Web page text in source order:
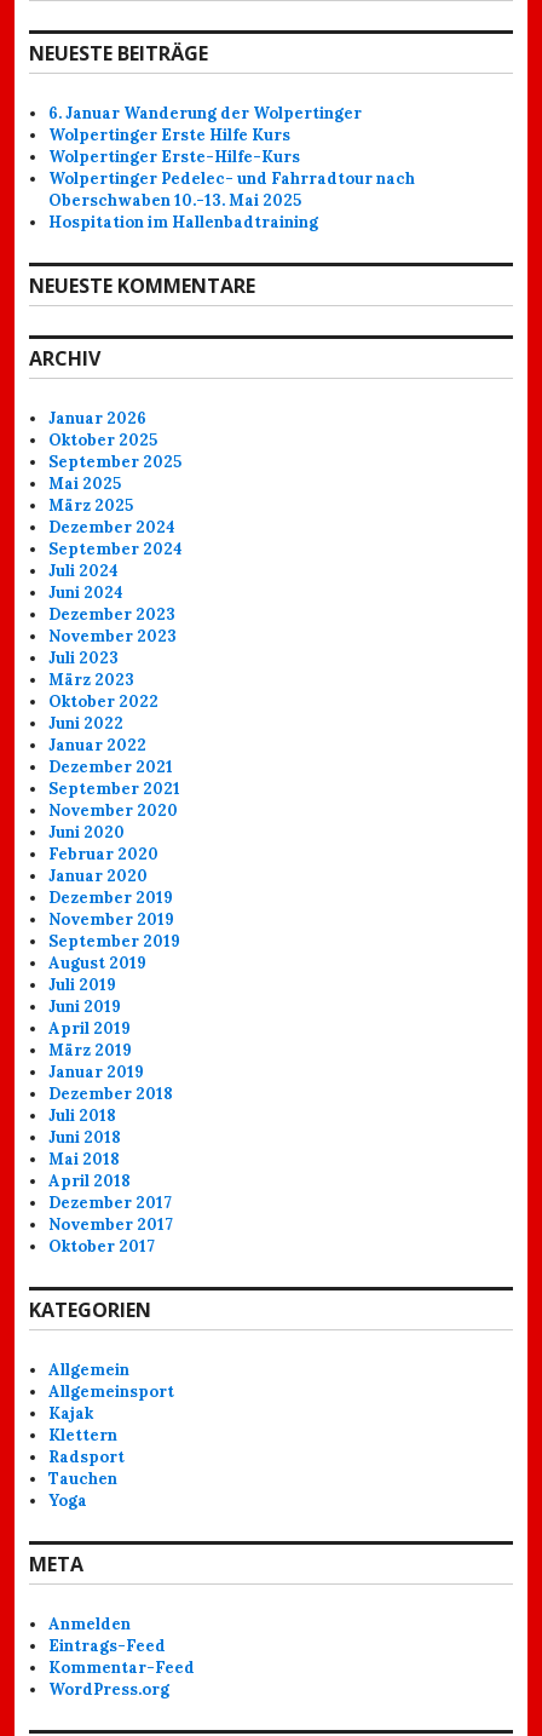
NEUESTE BEITRÄGE
6. Januar Wanderung der Wolpertinger
Wolpertinger Erste Hilfe Kurs
Wolpertinger Erste-Hilfe-Kurs
Wolpertinger Pedelec- und Fahrradtour nach
Oberschwaben 10.-13. Mai 2025
Hospitation im Hallenbadtraining
NEUESTE KOMMENTARE
ARCHIV
Januar 2026
Oktober 2025
September 2025
Mai 2025
März 2025
Dezember 2024
September 2024
Juli 2024
Juni 2024
Dezember 2023
November 2023
Juli 2023
März 2023
Oktober 2022
Juni 2022
Januar 2022
Dezember 2021
September 2021
November 2020
Juni 2020
Februar 2020
Januar 2020
Dezember 2019
November 2019
September 2019
August 2019
Juli 2019
Juni 2019
April 2019
März 2019
Januar 2019
Dezember 2018
Juli 2018
Juni 2018
Mai 2018
April 2018
Dezember 2017
November 2017
Oktober 2017
KATEGORIEN
Allgemein
Allgemeinsport
Kajak
Klettern
Radsport
Tauchen
Yoga
META
Anmelden
Eintrags-Feed
Kommentar-Feed
WordPress.org